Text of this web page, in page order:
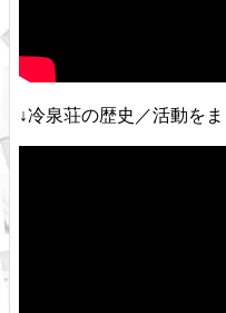
↓冷泉荘の歴史／活動を